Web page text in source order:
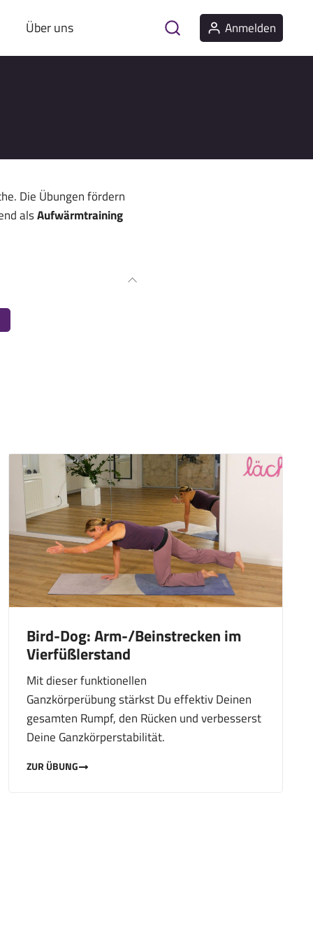
Über uns Anmelden
Die Übungen fördern
alsAufwärmtraining
Bird-Dog: Arm-/Beinstrecken im
Vierfüßlerstand
Mit dieser funktionellen
Ganzkörperübung stärkst Du effektiv Deinen
gesamten Rumpf, den Rücken und verbesserst
Deine Ganzkörperstabilität.
ZUR ÜBUNG